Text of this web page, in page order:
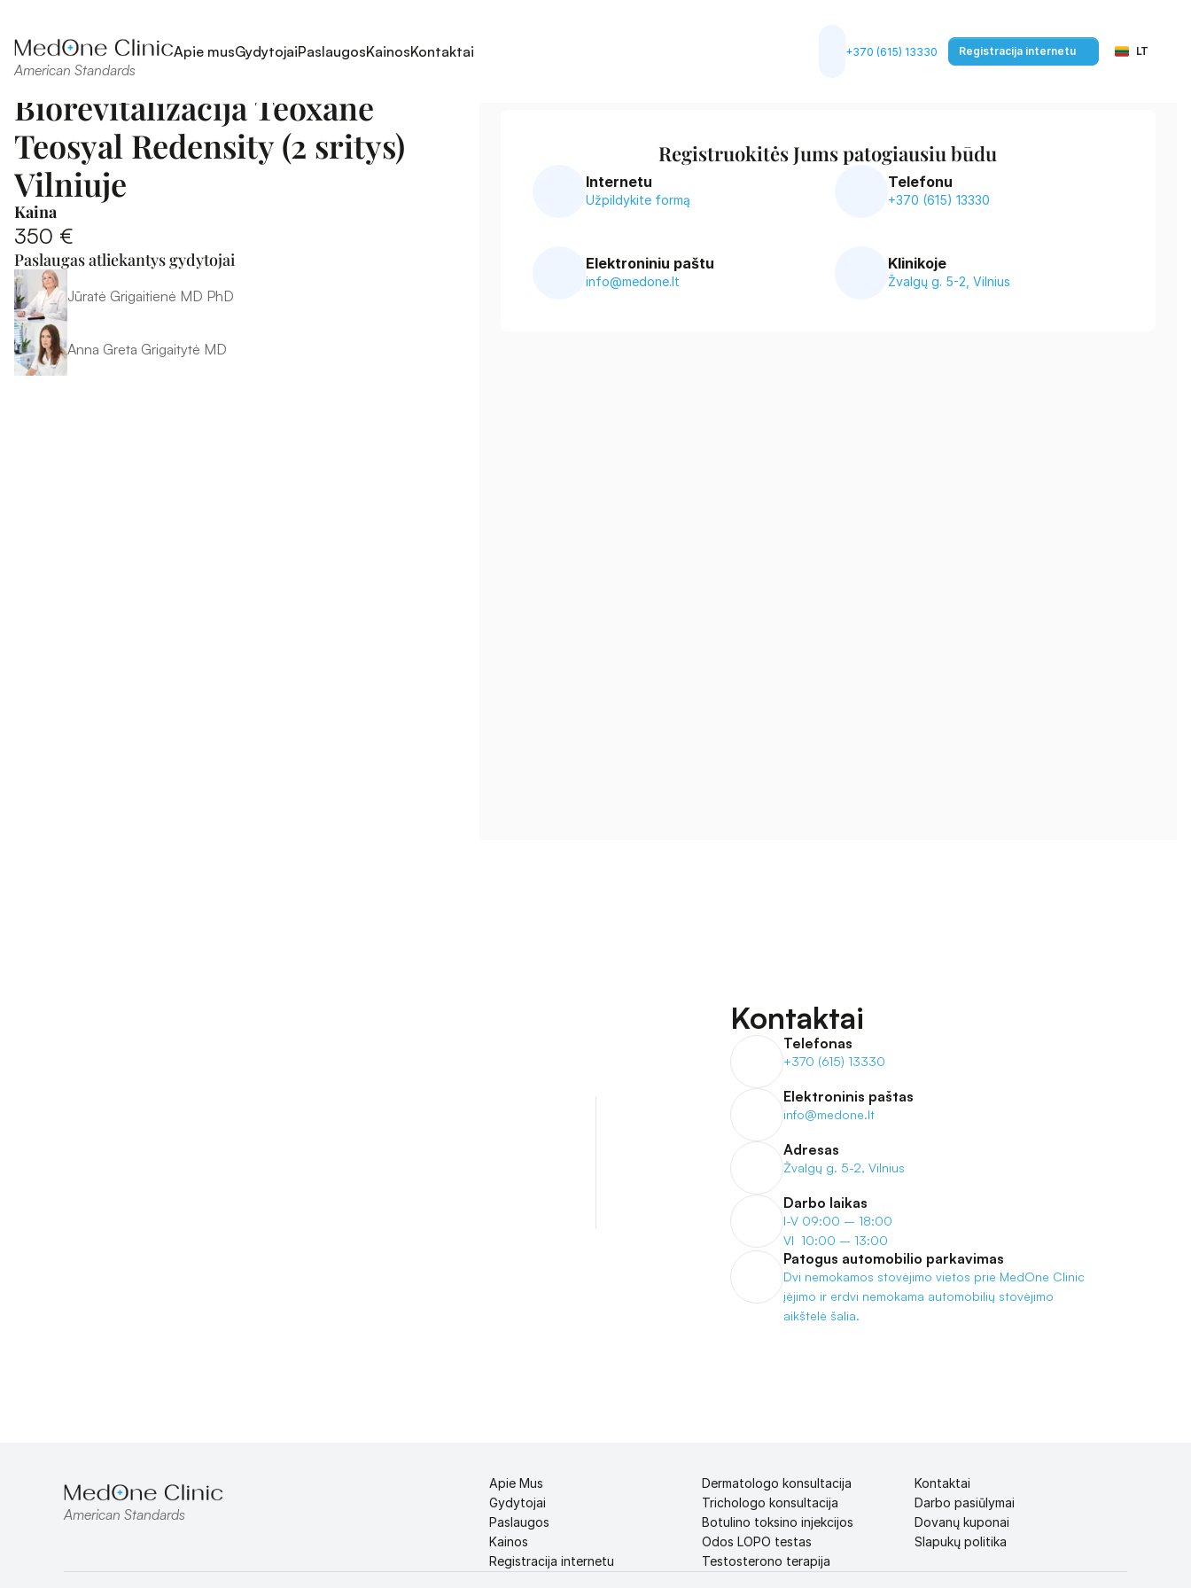
American Standards
Apie musGydytojaiPaslaugosKainosKontaktai +370 (615) 13330 Registracija internetu
Select Language
LT
Biorevitalizacija Teoxane
Teosyal Redensity (2 sritys)
Vilniuje
Kaina
350 €
Paslaugas atliekantys gydytojai
Jūratė Grigaitienė MD PhD
Anna Greta Grigaitytė MD
Registruokitės Jums patogiausiu būdu
Internetu
Užpildykite formą
Telefonu
+370 (615) 13330
Elektroniniu paštu
info@medone.lt
Klinikoje
Žvalgų g. 5-2, Vilnius
Kontaktai
Telefonas
+370 (615) 13330
Elektroninis paštas
info@medone.lt
Adresas
Žvalgų g. 5-2, Vilnius
Darbo laikas
I-V 09:00 – 18:00
VI  10:00 – 13:00
Patogus automobilio parkavimas
Dvi nemokamos stovėjimo vietos prie MedOne Clinic
įėjimo ir erdvi nemokama automobilių stovėjimo
aikštelė šalia.
American Standards
Apie Mus
Gydytojai
Paslaugos
Kainos
Registracija internetu
Dermatologo konsultacija
Trichologo konsultacija
Botulino toksino injekcijos
Odos LOPO testas
Testosterono terapija
Kontaktai
Darbo pasiūlymai
Dovanų kuponai
Slapukų politika